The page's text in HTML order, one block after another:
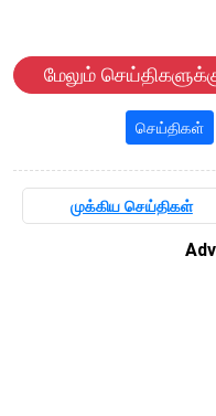
மேலும்
செய்திகள்
முக்கிய செய்திகள்